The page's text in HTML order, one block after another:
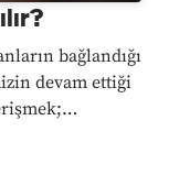
bağlandığı
devam ettiği